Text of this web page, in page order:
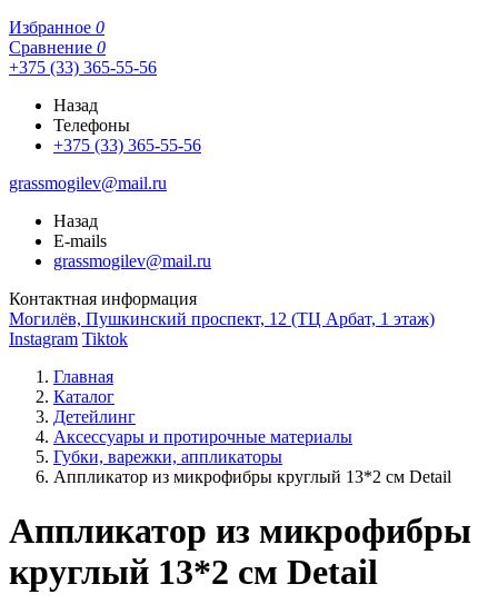
Избранное 0
Сравнение 0
+375 (33) 365-55-56
Назад
Телефоны
+375 (33) 365-55-56
grassmogilev@mail.ru
Назад
E-mails
grassmogilev@mail.ru
Контактная информация
Могилёв, Пушкинский проспект, 12 (ТЦ Арбат, 1 этаж)
Instagram Tiktok
Главная
Каталог
Детейлинг
Аксессуары и протирочные материалы
Губки, варежки, аппликаторы
Аппликатор из микрофибры круглый 13*2 см Detail
Аппликатор из микрофибры
круглый 13*2 см Detail